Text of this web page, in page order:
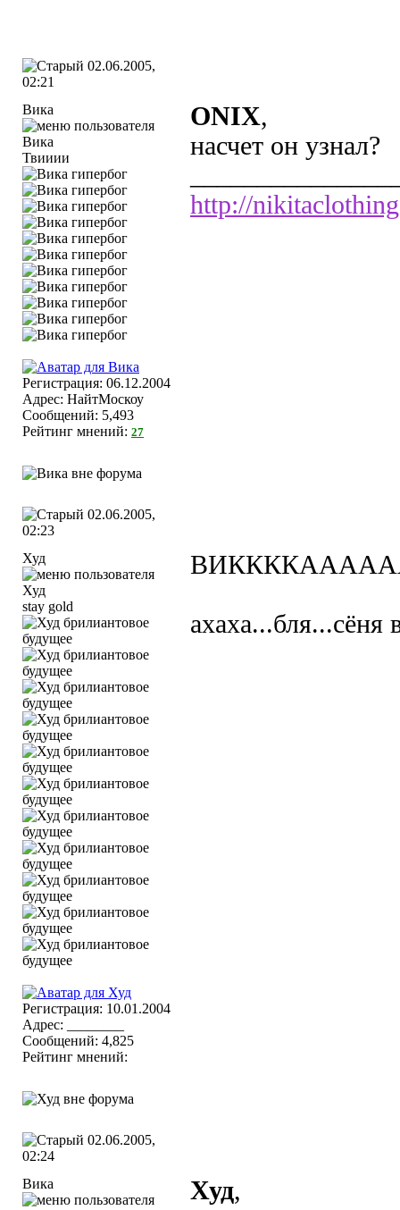
02.06.2005,
02:21
Вика
Твииии
Регистрация: 06.12.2004
Адрес: НайтМоскоу
Сообщений: 5,493
Рейтинг мнений: 27
ONIX,
насчет он узнал?
http://
02.06.2005,
02:23
Худ
stay gold
Регистрация: 10.01.2004
Адрес: ________
Сообщений: 4,825
Рейтинг мнений:
02.06.2005,
02:24
Вика
Худ,